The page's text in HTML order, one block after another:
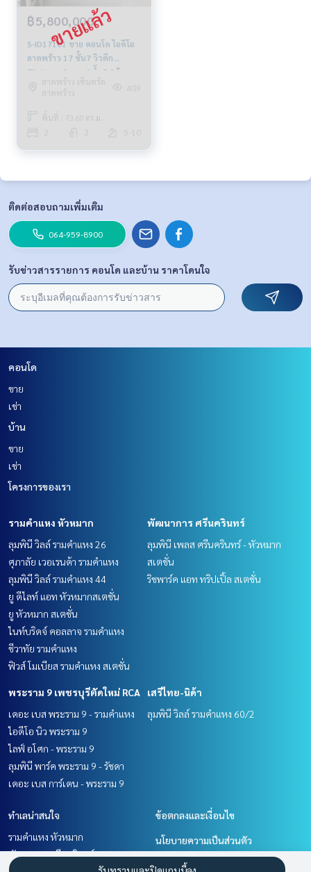
฿5,800,000
S-ID17101 ขาย คอนโด ไอดีโอ
ลาดพร้าว 17 ชั้น7 วิวตึก
73.6ตรม. 2นอน 2น้ำ 5.8ล้าน
064-959-8900
ลาดพร้าว เซ็นทรัล
ลาดพร้าว
409
พื้นที่ : 73.60 ตร.ม.
5-10
ติดต่อสอบถามเพิ่มเติม
064-959-8900
รับข่าวสารรายการ คอนโด และบ้าน ราคาโดนใจ
คอนโด
ขาย
เช่า
บ้าน
ขาย
เช่า
โครงการของเรา
รามคำแหง หัวหมาก
ลุมพินี วิลล์ รามคำแหง 26
ศุภาลัย เวอเรนด้า รามคำแหง
ลุมพินี วิลล์ รามคำแหง 44
ยู ดีไลท์ แอท หัวหมากสเตชั่น
ยู หัวหมาก สเตชั่น
ไนท์บริดจ์ คอลลาจ รามคำแหง
ชีวาทัย รามคำแหง
ฟิวส์ โมเบียส รามคำแหง สเตชั่น
พัฒนาการ ศรีนครินทร์
ลุมพินี เพลส ศรีนครินทร์ - หัวหมาก
สเตชั่น
ริชพาร์ค แอท ทริปเปิ้ล สเตชั่น
พระราม 9 เพชรบุรีตัดใหม่ RCA
เดอะ เบส พระราม 9 - รามคำแหง
ไอดีโอ นิว พระราม 9
ไลฟ์ อโศก - พระราม 9
ลุมพินี พาร์ค พระราม 9 - รัชดา
เดอะ เบส การ์เดน - พระราม 9
เสรีไทย-นิด้า
ลุมพินี วิลล์ รามคำแหง 60/2
ทำเลน่าสนใจ
รามคำแหง หัวหมาก
พัฒนาการ ศรีนครินทร์
ข้อตกลงและเงื่อนไข
นโยบายความเป็นส่วนตัว
เกี่ยวกับเรา